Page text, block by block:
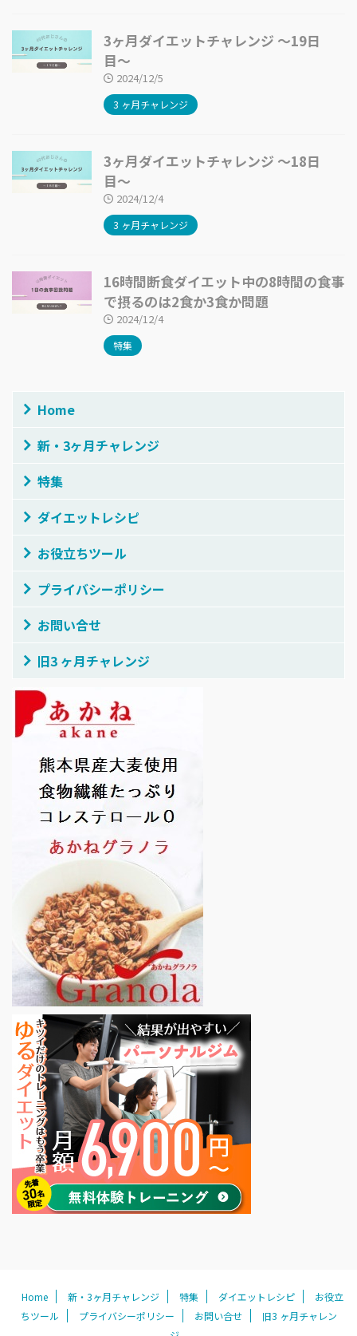
3ヶ月ダイエットチャレンジ 〜19日
目〜
2024/12/5
3 ヶ月チャレンジ
3ヶ月ダイエットチャレンジ 〜18日
目〜
2024/12/4
3 ヶ月チャレンジ
16時間断食ダイエット中の8時間の食事
で摂るのは2食か3食か問題
2024/12/4
特集
Home
新・3ヶ月チャレンジ
特集
ダイエットレシピ
お役立ちツール
プライバシーポリシー
お問い合せ
旧3 ヶ月チャレンジ
Home 新・3ヶ月チャレンジ 特集 ダイエットレシピ
お役立
ちツール
プライバシーポリシー お問い合せ
旧3 ヶ月チャレン